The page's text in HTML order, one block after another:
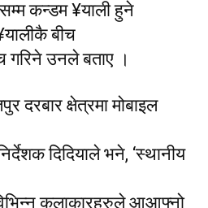
कन्डम ¥याली हुने
बीच
गरिने उनले बताए ।
दरबार क्षेत्रमा मोबाइल
दिदियाले भने, ‘स्थानीय
कलाकारहरुले आआफ्नो